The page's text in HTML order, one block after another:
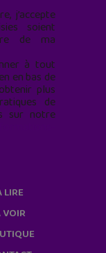
j’accepte
soient
de ma
à tout
en bas de
plus
de
sur notre
LIRE
VOIR